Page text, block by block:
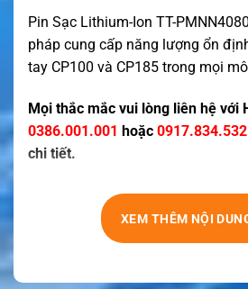
Pin Sạc Lithium-Ion TT-
pháp cung cấp năng lượng ổn
tay CP100 và CP185 trong mọi
Mọi thắc mắc vui lòng liên hệ với
0386.001.001 hoặc 0917.834.532
chi tiết.
XEM THÊM NỘI